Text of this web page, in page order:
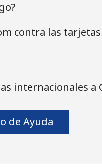
contra las
internacionales a
de Ayuda